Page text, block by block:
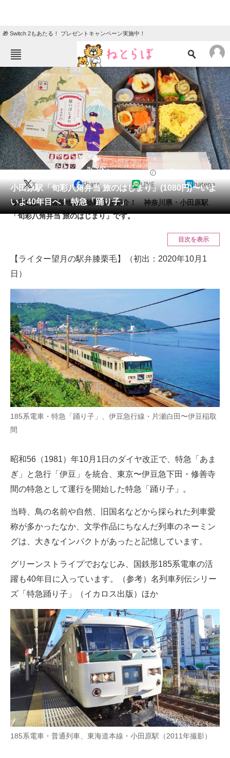
🎁 Switch 2もあたる！ プレゼントキャンペーン実施中！
ねとらぼメニュー
TOP ニュース
エンタメ クイズ
グルメ 地域
住まい 教育・育児
動物 リサーチ
会員記事
メディア
好きが集まる 比べて選べる
ビジネスと働き方のヒント
AI活用のいまが分かる
企業ITのトレンドを詳説
経営リーダーのコミュニティ
企業向けIT製品の総合サイト
IT製品の技術・比較・事例
製造業のIT導入・活用を支援
モノづくり技術者専門サイト
エレクトロニクス専門サイト
電子設計の基本と応用
建設×テクノロジーの最前線
ちょっと気になるネットの話題
小田原駅「旬彩八角弁当 旅のはじまり」(1080円)〜いよ
いよ40年目へ！ 特急「踊り子」
X Share LINE hatena
毎日1品、全国各地の名物駅弁を紹介！ 神奈川県・小田原駅
「旬彩八角弁当 旅のはじまり」です。
目次を表示
【ライター望月の駅弁膝栗毛】（初出：2020年10月1
日）
185系電車・特急「踊り子」、伊豆急行線・片瀬白田〜伊豆稲取
間
昭和56（1981）年10月1日のダイヤ改正で、特急「あま
ぎ」と急行「伊豆」を統合、東京〜伊豆急下田・修善寺
間の特急として運行を開始した特急「踊り子」。
当時、鳥の名前や自然、旧国名などから採られた列車愛
称が多かったなか、文学作品にちなんだ列車のネーミン
グは、大きなインパクトがあったと記憶しています。
グリーンストライプでおなじみ、国鉄形185系電車の活
躍も40年目に入っています。（参考）名列車列伝シリー
ズ「特急踊り子」（イカロス出版）ほか
185系電車・普通列車、東海道本線・小田原駅（2011年撮影）